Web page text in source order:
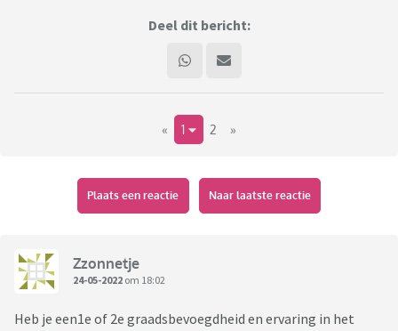
Deel dit bericht:
« 1 2 »
Plaats een reactie Naar laatste reactie
Zzonnetje
24-05-2022 om 18:02
Heb je een1e of 2e graadsbevoegdheid en ervaring in het